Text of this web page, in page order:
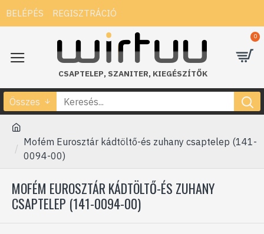
BELÉPÉS REGISZTRÁCIÓ
CSAPTELEP, SZANITER, KIEGÉSZÍTŐK
0
Összes
Mofém Eurosztár kádtöltő-és zuhany csaptelep (141-
0094-00)
MOFÉM EUROSZTÁR KÁDTÖLTŐ-ÉS ZUHANY
CSAPTELEP (141-0094-00)